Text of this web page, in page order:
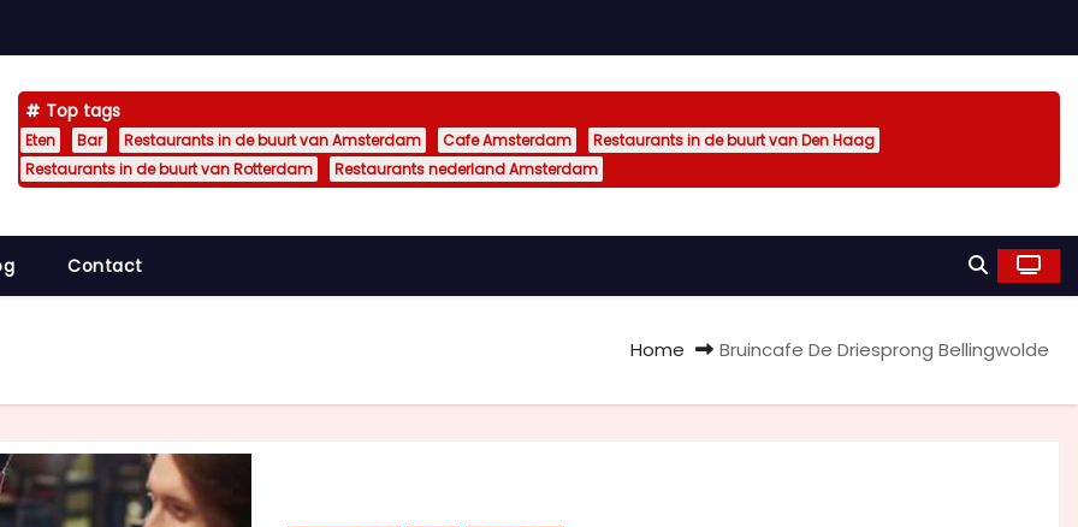
Top tags
Eten Bar Restaurants in de buurt van Amsterdam Cafe Amsterdam
Restaurants in de buurt van Den Haag
Restaurants in de buurt van Rotterdam
Restaurants nederland Amsterdam
Contact
Home Bruincafe De Driesprong Bellingwolde